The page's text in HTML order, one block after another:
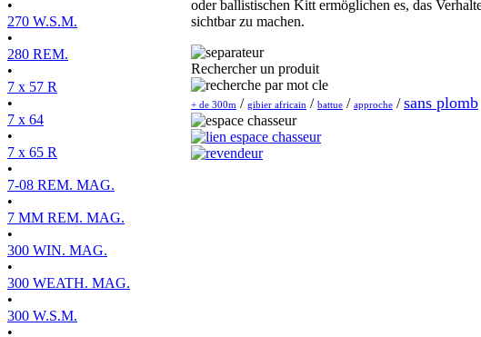
•
270 W.S.M.
•
280 REM.
•
7 x 57 R
•
7 x 64
•
7 x 65 R
•
7-08 REM. MAG.
•
7 MM REM. MAG.
•
300 WIN. MAG.
•
300 WEATH. MAG.
•
300 W.S.M.
•
oder ballistischen Kitt ermöglichen es, das
sichtbar zu machen.
Rechercher un produit
+ de 300m / gibier africain / battue / approche / sans plomb